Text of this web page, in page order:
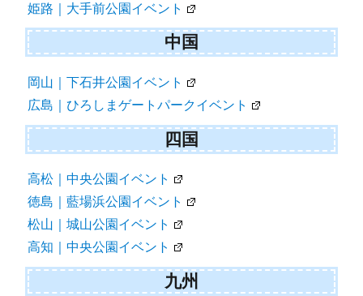
姫路｜大手前公園イベント
中国
岡山｜下石井公園イベント
広島｜ひろしまゲートパークイベント
四国
高松｜中央公園イベント
徳島｜藍場浜公園イベント
松山｜城山公園イベント
高知｜中央公園イベント
九州